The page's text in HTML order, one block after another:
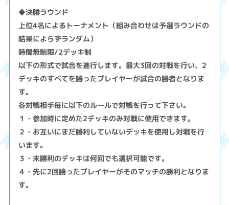
◆決勝ラウンド
上位4名によるトーナメント（組み合わせは予選ラウンドの
結果によらずランダム）
時間無制限/2デッキ制
以下の形式で試合を進行します。最大3回の対戦を行い、2
デッキのすべてを勝ったプレイヤーが試合の勝者となりま
す。
各対戦相手毎に以下のルールで対戦を行って下さい。
１・参加時に定めた2デッキのみ対戦に使用できます。
２・お互いにまだ勝利していないデッキを使用し対戦を行
います。
３・未勝利のデッキは何回でも選択可能です。
４・先に2回勝ったプレイヤーがそのマッチの勝利となりま
す。